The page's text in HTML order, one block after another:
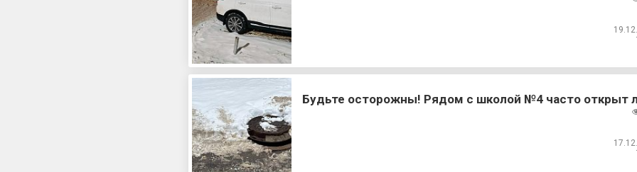
Будьте осторожны! Рядом с школой №4 часто открыт